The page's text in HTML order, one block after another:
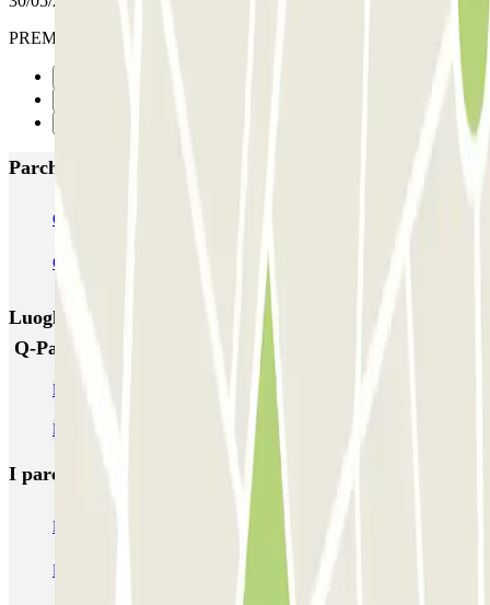
PREMIERE FOIS DANS CE PARKING, RAS
Parcheggi più popolari a Toulon
Q-Park - Mayol Centre
Q-Park Zénith Préfecture
Luoghi ed eventi che potrebbero interessarti vicino a
Q-Park Porte d'Italie
Parcheggio Facultés Toulon
Parking Mayol
I parcheggi
Parcheggio Venezia Parcheggio Piazzale Roma Venezia
Parcheggio Roma Parcheggio Milano